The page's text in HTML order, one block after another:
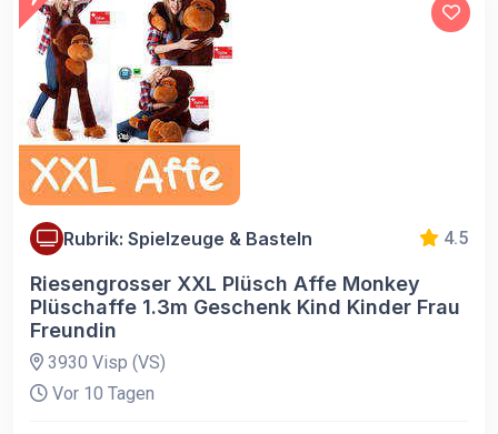
Rubrik: Spielzeuge & Basteln 4.5
Riesengrosser XXL Plüsch Affe Monkey
Plüschaffe 1.3m Geschenk Kind Kinder Frau
Freundin
3930 Visp (VS)
Vor 10 Tagen